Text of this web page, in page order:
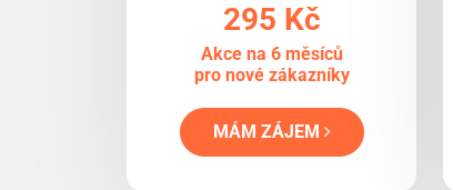
295 Kč
Akce na 6 měsíců
pro nové zákazníky
MÁM ZÁJEM